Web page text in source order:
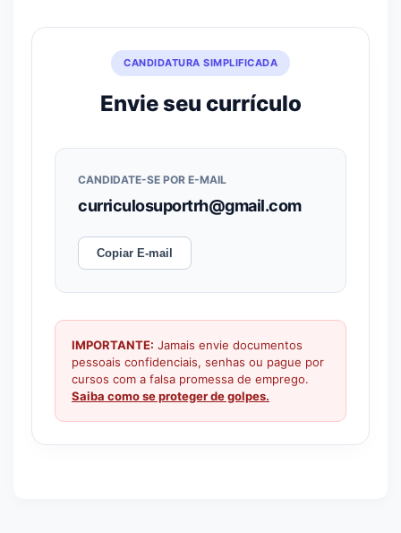
CANDIDATURA SIMPLIFICADA
Envie seu currículo
CANDIDATE-SE POR E-MAIL
curriculosuportrh@gmail.com
Copiar E-mail
IMPORTANTE: Jamais envie documentos
pessoais confidenciais, senhas ou pague por
cursos com a falsa promessa de emprego.
Saiba como se proteger de golpes.